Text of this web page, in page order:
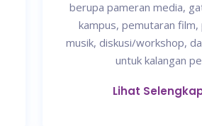
berupa pameran media,
kampus, pemutaran film,
musik, diskusi/workshop,
untuk kalangan
Lihat